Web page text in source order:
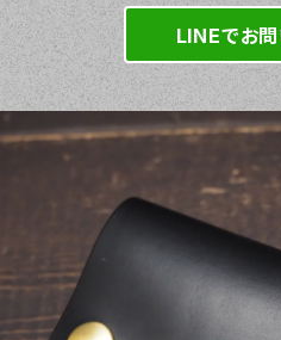
LINEでお